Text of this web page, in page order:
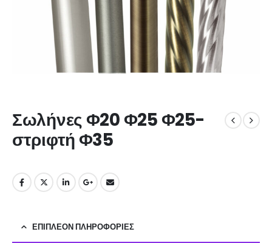
Σωλήνες Φ20 Φ25 Φ25-
στριφτή Φ35
ΕΠΙΠΛΈΟΝ ΠΛΗΡΟΦΟΡΊΕΣ